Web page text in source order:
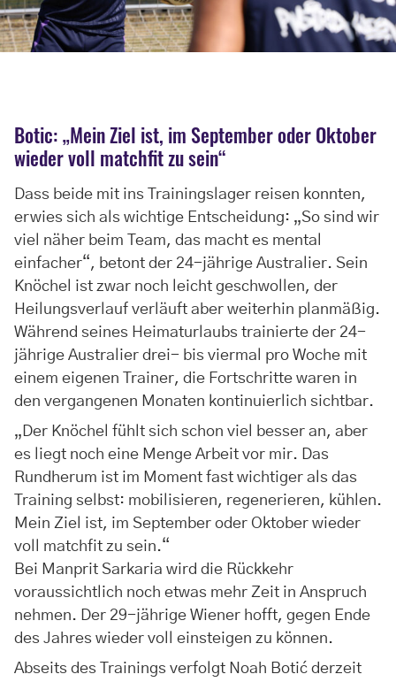
Botic: „Mein Ziel ist, im September oder Oktober
wieder voll matchfit zu sein“
Dass beide mit ins Trainingslager reisen konnten,
erwies sich als wichtige Entscheidung: „So sind wir
viel näher beim Team, das macht es mental
einfacher“, betont der 24-jährige Australier. Sein
Knöchel ist zwar noch leicht geschwollen, der
Heilungsverlauf verläuft aber weiterhin planmäßig.
Während seines Heimaturlaubs trainierte der 24-
jährige Australier drei- bis viermal pro Woche mit
einem eigenen Trainer, die Fortschritte waren in
den vergangenen Monaten kontinuierlich sichtbar.
„Der Knöchel fühlt sich schon viel besser an, aber
es liegt noch eine Menge Arbeit vor mir. Das
Rundherum ist im Moment fast wichtiger als das
Training selbst: mobilisieren, regenerieren, kühlen.
Mein Ziel ist, im September oder Oktober wieder
voll matchfit zu sein.“
Bei Manprit Sarkaria wird die Rückkehr
voraussichtlich noch etwas mehr Zeit in Anspruch
nehmen. Der 29-jährige Wiener hofft, gegen Ende
des Jahres wieder voll einsteigen zu können.
Abseits des Trainings verfolgt Noah Botić derzeit